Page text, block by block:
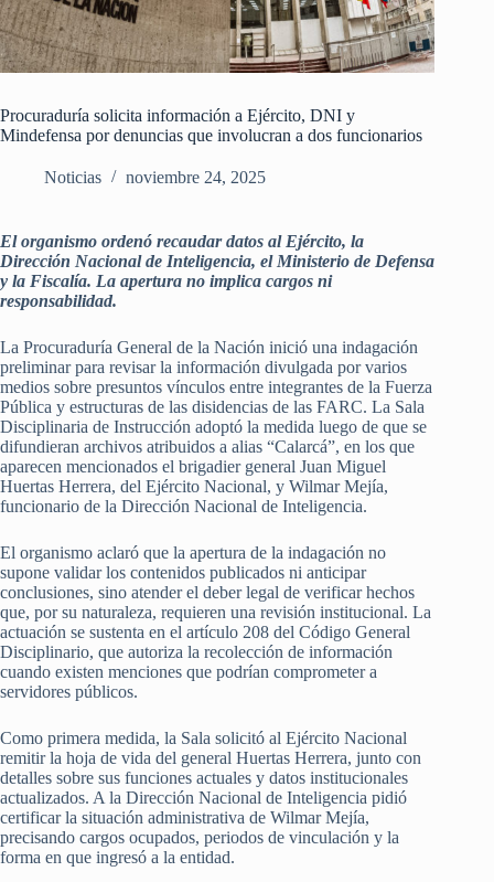
Procuraduría solicita información a Ejército, DNI y
Mindefensa por denuncias que involucran a dos funcionarios
Noticias noviembre 24, 2025
El organismo ordenó recaudar datos al Ejército, la
Dirección Nacional de Inteligencia, el Ministerio de Defensa
y la Fiscalía. La apertura no implica cargos ni
responsabilidad.
La Procuraduría General de la Nación inició una indagación
preliminar para revisar la información divulgada por varios
medios sobre presuntos vínculos entre integrantes de la Fuerza
Pública y estructuras de las disidencias de las FARC. La Sala
Disciplinaria de Instrucción adoptó la medida luego de que se
difundieran archivos atribuidos a alias “Calarcá”, en los que
aparecen mencionados el brigadier general Juan Miguel
Huertas Herrera, del Ejército Nacional, y Wilmar Mejía,
funcionario de la Dirección Nacional de Inteligencia.
El organismo aclaró que la apertura de la indagación no
supone validar los contenidos publicados ni anticipar
conclusiones, sino atender el deber legal de verificar hechos
que, por su naturaleza, requieren una revisión institucional. La
actuación se sustenta en el artículo 208 del Código General
Disciplinario, que autoriza la recolección de información
cuando existen menciones que podrían comprometer a
servidores públicos.
Como primera medida, la Sala solicitó al Ejército Nacional
remitir la hoja de vida del general Huertas Herrera, junto con
detalles sobre sus funciones actuales y datos institucionales
actualizados. A la Dirección Nacional de Inteligencia pidió
certificar la situación administrativa de Wilmar Mejía,
precisando cargos ocupados, periodos de vinculación y la
forma en que ingresó a la entidad.